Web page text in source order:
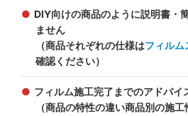
DIY向けの商品のように説明書・
ません
（商品それぞれの仕様はフィルム
確認ください）
フィルム施工完了までのアドバイ
（商品の特性の違い商品別の施